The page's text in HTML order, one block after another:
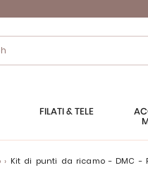
FILATI & TELE
Kit di punti da ricamo - DMC -